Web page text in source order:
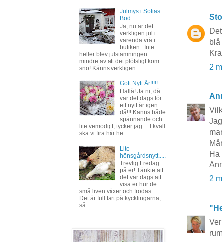
blå
2
Ha
2
Julmys i Sofias
Bod...
Ja, nu är det
verkligen jul i
varenda vrå i
butiken.. Inte
heller blev julstämningen
mindre av att det plötsligt kom
snö! Känns verkligen ...
Gott Nytt År!!!!!
Hallå! Ja ni, då
var det dags för
ett nytt år igen
då!!! Känns både
spännande och
lite vemodigt, tycker jag.... I kväll
ska vi fira här he...
Lite
hönsgårdsnytt.....
Trevlig Fredag
på er! Tänkte att
det var dags att
visa er hur de
små liven växer och frodas...
Det är full fart på kycklingarna,
så...